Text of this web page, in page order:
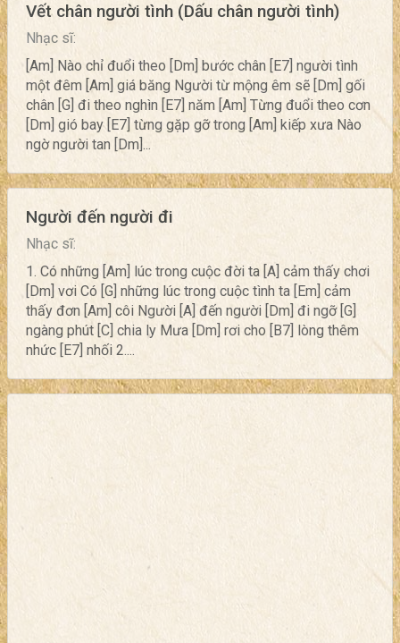
Vết chân người tình (Dấu chân người tình)
Nhạc sĩ:
[Am] Nào chỉ đuổi theo [Dm] bước chân [E7] người tình
một đêm [Am] giá băng Người từ mộng êm sẽ [Dm] gối
chân [G] đi theo nghìn [E7] năm [Am] Từng đuổi theo cơn
[Dm] gió bay [E7] từng gặp gỡ trong [Am] kiếp xưa Nào
ngờ người tan [Dm]...
Người đến người đi
Nhạc sĩ:
1. Có những [Am] lúc trong cuộc đời ta [A] cảm thấy chơi
[Dm] vơi Có [G] những lúc trong cuộc tình ta [Em] cảm
thấy đơn [Am] côi Người [A] đến người [Dm] đi ngỡ [G]
ngàng phút [C] chia ly Mưa [Dm] rơi cho [B7] lòng thêm
nhức [E7] nhối 2....